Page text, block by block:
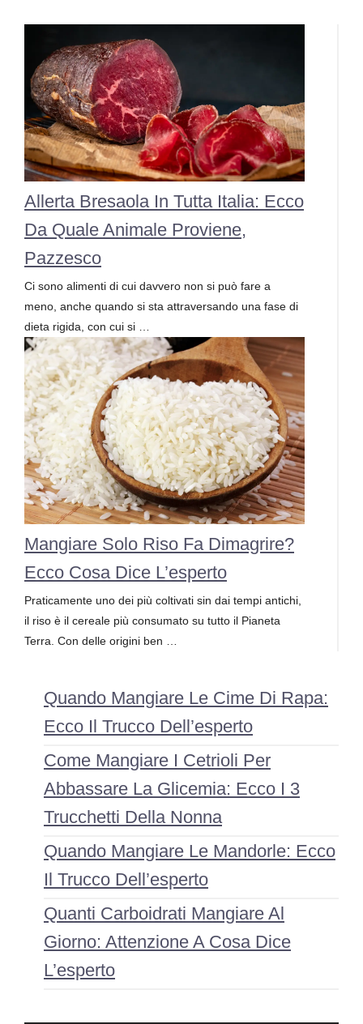
Allerta Bresaola In Tutta Italia: Ecco
Da Quale Animale Proviene,
Pazzesco
Ci sono alimenti di cui davvero non si può fare a
meno, anche quando si sta attraversando una fase di
dieta rigida, con cui si …
Mangiare Solo Riso Fa Dimagrire?
Ecco Cosa Dice L’esperto
Praticamente uno dei più coltivati sin dai tempi antichi,
il riso è il cereale più consumato su tutto il Pianeta
Terra. Con delle origini ben …
Quando Mangiare Le Cime Di Rapa:
Ecco Il Trucco Dell’esperto
Come Mangiare I Cetrioli Per
Abbassare La Glicemia: Ecco I 3
Trucchetti Della Nonna
Quando Mangiare Le Mandorle: Ecco
Il Trucco Dell’esperto
Quanti Carboidrati Mangiare Al
Giorno: Attenzione A Cosa Dice
L’esperto